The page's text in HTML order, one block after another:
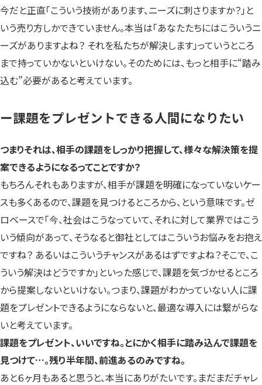
今だと正直「こういう技術があります、ニーズに刺さりますか？」と
いう売り方しかできていません。本当は「あなたたちにはこういうニ
ーズがありますよね？ それを私たちが解決します」っていうところ
まで持っていかないといけない。そのためには、もっと相手に“踏み
込む”必要があると考えています。
ー課題をプレゼントできる人間になりたい
つまりそれは、相手の課題をしっかり把握して、様々な解決策を提
案できるようになるってことですか？
もちろんそれもありますが、相手が課題を明確になっていないケー
スも多くあるので、課題を見つけるところから、という意味です。ゼ
ロベースで「今、社会はこうなっていて、それに対して業界ではこう
いう傾向があって、そうなると御社としてはこういうお悩みをお抱え
ですね？ あるいはこういうチャンスがあるはずですよね？そこで、こ
ういう解決はどうですか」といった感じで、課題を気づかせるところ
から提案しないといけない。つまり、課題がわかっていない人に課
題をプレゼントできるようにならないと、最適な導入には繋がらな
いと考えています。
課題をプレゼント、いいですね。とにかく相手に踏み込んで課題を
見つけて…。残り半年間、前進あるのみですね。
あと６ヶ月もあると思うと、本当にありがたいです。まだまだチャレ